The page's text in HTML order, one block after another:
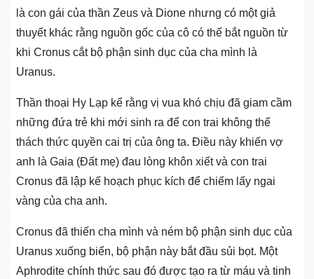
là con gái của thần Zeus và Dione nhưng có một giả
thuyết khác rằng nguồn gốc của cô có thể bắt nguồn từ
khi Cronus cắt bộ phận sinh dục của cha mình là
Uranus.
Thần thoại Hy Lạp kể rằng vị vua khó chịu đã giam cầm
những đứa trẻ khi mới sinh ra để con trai không thể
thách thức quyền cai trị của ông ta. Điều này khiến vợ
anh là Gaia (Đất mẹ) đau lòng khôn xiết và con trai
Cronus đã lập kế hoạch phục kích để chiếm lấy ngai
vàng của cha anh.
Cronus đã thiến cha mình và ném bộ phận sinh dục của
Uranus xuống biển, bộ phận này bắt đầu sủi bọt. Một
Aphrodite chính thức sau đó được tạo ra từ máu và tinh